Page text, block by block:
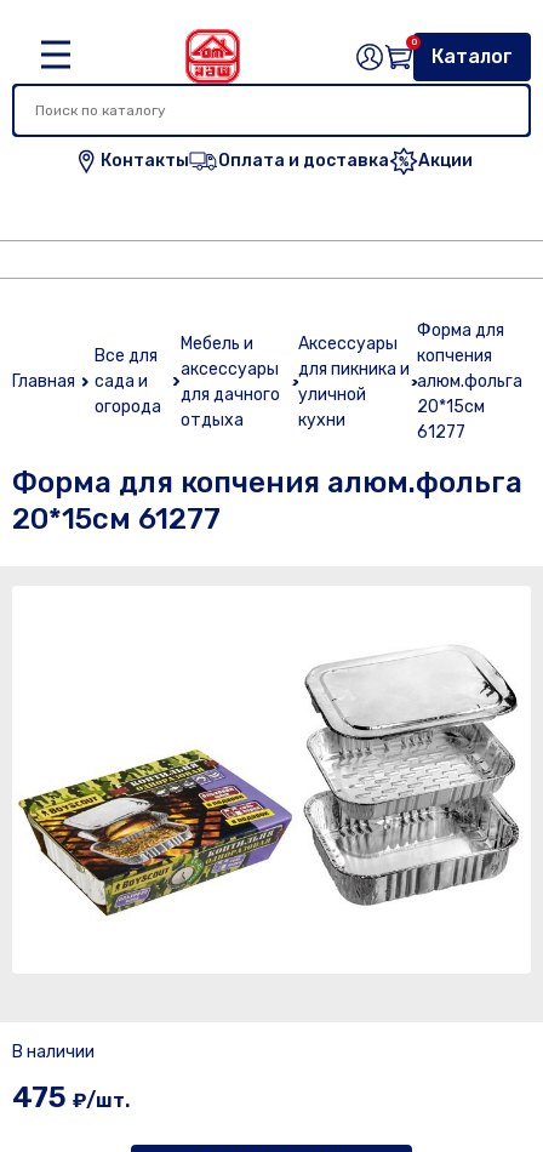
Контакты Оплата и доставка Акции
Каталог
0
Главная
Все для
сада и
огорода
Мебель и
аксессуары
для дачного
отдыха
Аксессуары
для пикника и
уличной
кухни
Форма для
копчения
алюм.фольга
20*15см
61277
Форма для копчения алюм.фольга
20*15см 61277
В наличии
475 ₽/шт.